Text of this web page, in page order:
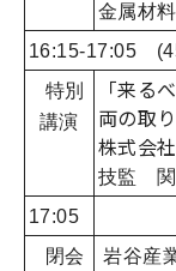
金属材
16:15-17:05
特別
講演
「来る
両の取
株式会
技監
17:05
閉会
岩谷産